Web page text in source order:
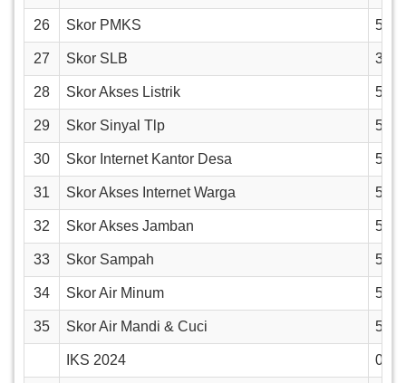
26 Skor PMKS 5
27 Skor SLB 3
28 Skor Akses Listrik 5
29 Skor Sinyal Tlp 5
30 Skor Internet Kantor Desa 5
31 Skor Akses Internet Warga 5
32 Skor Akses Jamban 5
33 Skor Sampah 5
34 Skor Air Minum 5
35 Skor Air Mandi & Cuci 5
IKS 2024